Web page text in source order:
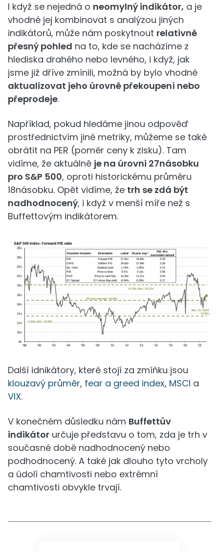
I když se nejedná o neomylný indikátor, a je
vhodné jej kombinovat s analýzou jiných
indikátorů, může nám poskytnout relativně
přesný pohled na to, kde se nacházíme z
hlediska drahého nebo levného, i když, jak
jsme již dříve zmínili, možná by bylo vhodné
aktualizovat jeho úrovně překoupení nebo
přeprodeje.
Například, pokud hledáme jinou odpověď
prostřednictvím jiné metriky, můžeme se také
obrátit na PER (poměr ceny k zisku). Tam
vidíme, že aktuálně je na úrovni 27násobku
pro S&P 500, oproti historickému průměru
18násobku. Opět vidíme, že trh se zdá být
nadhodnocený, i když v menší míře než s
Buffettovým indikátorem.
Další idnikátory, které stojí za zmíňku jsou
klouzavý průměr, fear a greed index, MSCI a
VIX.
V konečném důsledku nám Buffettův
indikátor určuje představu o tom, zda je trh v
současné době nadhodnocený nebo
podhodnocený. A také jak dlouho tyto vrcholy
a údolí chamtivosti nebo extrémní
chamtivosti obvykle trvají.